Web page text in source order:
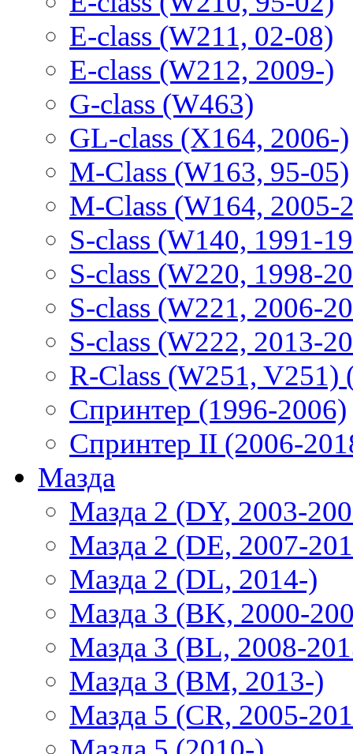
E-class (W211, 02-08)
E-class (W212, 2009-)
G-class (W463)
GL-class (X164, 2006-)
M-Class (W163, 95-05)
M-Class (W164, 2005-
S-class (W140, 1991-
S-class (W220, 1998-
S-class (W221, 2006-
S-class (W222, 2013-
R-Class (W251, V251)
Спринтер (1996-2006)
Спринтер II (2006-
Мазда
Мазда 2 (DY, 2003-
Мазда 2 (DE, 2007-
Мазда 2 (DL, 2014-)
Мазда 3 (BK, 2000-
Мазда 3 (BL, 2008-
Мазда 3 (BM, 2013-)
Мазда 5 (CR, 2005-